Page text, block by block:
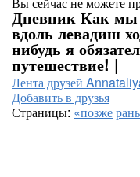
Дневник Как мы
вдоль левадиш
нибудь я
путешествие! |
Лента друзей
Добавить в друзья
Страницы: «позже